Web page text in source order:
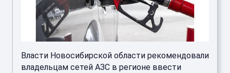
Власти Новосибирской области рекомендовали
владельцам сетей АЗС в регионе ввести